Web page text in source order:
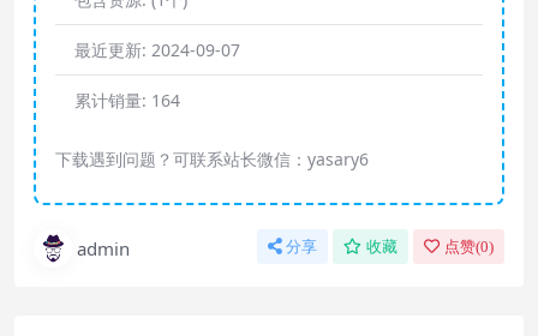
最近更新: 2024-09-07
累计销量: 164
下载遇到问题？可联系站长微信：yasary6
admin 分享 收藏 点赞(0)